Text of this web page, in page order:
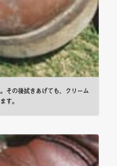
その後拭きあげても、クリーム
す。